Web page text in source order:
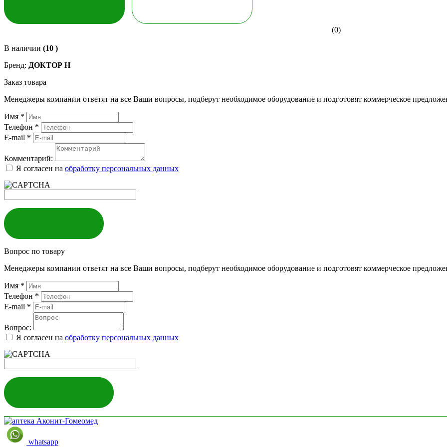
(0)
В наличии (10 )
Бренд: ДОКТОР Н
Заказ товара
Менеджеры компании ответят на все Ваши вопросы, подберут необходимое оборудование и подготовят коммерческое
Имя *
Телефон *
E-mail *
Комментарий:
Я согласен на обработку персональных данных
Вопрос по товару
Менеджеры компании ответят на все Ваши вопросы, подберут необходимое оборудование и подготовят коммерческое
Имя *
Телефон *
E-mail *
Вопрос:
Я согласен на обработку персональных данных
whatsapp